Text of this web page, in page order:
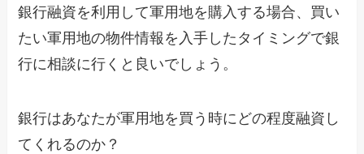
銀行融資を利用して軍用地を購入する場合、買い
たい軍用地の物件情報を入手したタイミングで銀
行に相談に行くと良いでしょう。
銀行はあなたが軍用地を買う時にどの程度融資し
てくれるのか？